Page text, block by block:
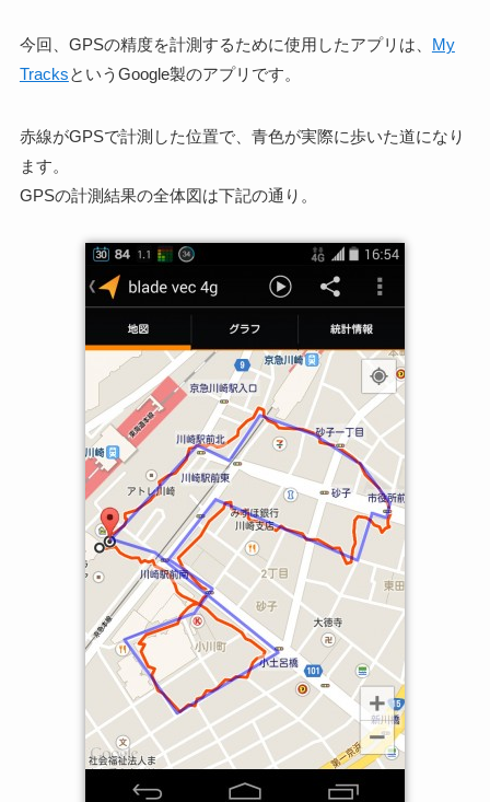
今回、GPSの精度を計測するために使用したアプリは、 My
TracksというGoogle製のアプリです。
赤線がGPSで計測した位置で、青色が実際に歩いた道になり
ます。
GPSの計測結果の全体図は下記の通り。